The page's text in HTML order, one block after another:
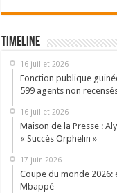
Timeline
16 juillet 2026
Fonction publique
599 agents non
16 juillet 2026
Maison de la Presse :
« Succès Orphelin »
17 juin 2026
Coupe du monde 2026:
Mbappé